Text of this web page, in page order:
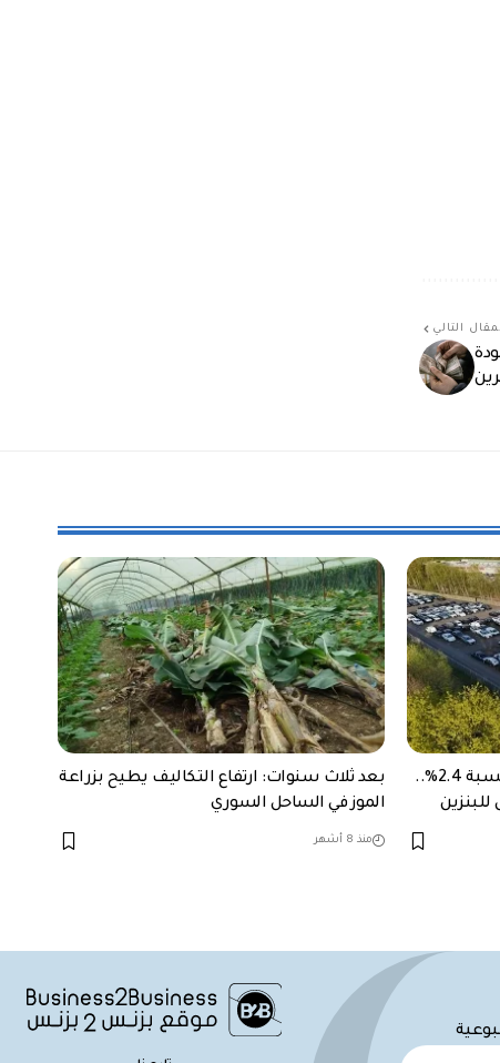
التالي
نمو مبيعات السيارات في أوروبا بنسبة 2.4%..
للبنزين
بعد ثلاث سنوات: ارتفاع التكاليف يطيح بزراعة
الموز في الساحل السوري
منذ 8 أشهر